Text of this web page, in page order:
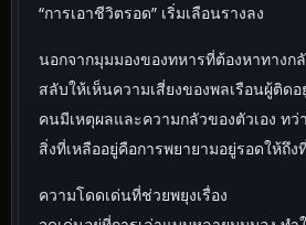
“การเอาชีวิตรอด” เริ่มเลือนรางลง
นอกจากมุมมองของทหารที่ต้องหาทางก
สลับให้เห็นความเสี่ยงของพลเรือนผู้ติด
คนมีเหตุผลและความกลัวของตัวเอง ทว่
สิ่งที่เหลืออยู่คือการพยายามอยู่รอดให้ถึง
ความโดดเด่นที่ช่วยพยุงเรื่อง